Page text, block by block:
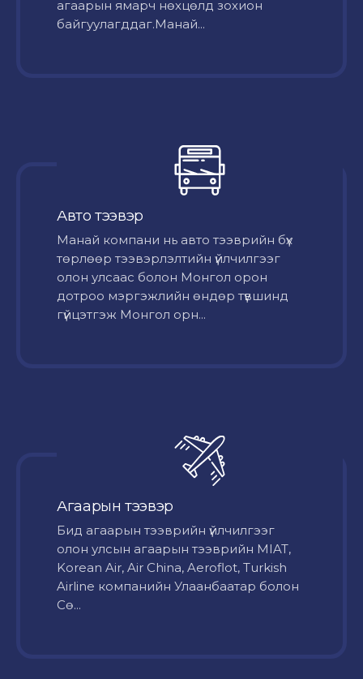
агаарын ямарч нөхцөлд зохион
байгуулагддаг.Манай...
Авто тээвэр
Mанай компани нь авто тээврийн бүх
төрлөөр тээвэрлэлтийн үйлчилгээг
олон улсаас болон Монгол орон
дотроо мэргэжлийн өндөр түвшинд
гүйцэтгэж Монгол орн...
Агаарын тээвэр
Бид агаарын тээврийн үйлчилгээг
олон улсын агаарын тээврийн MIAT,
Korean Air, Air China, Aeroflot, Turkish
Airline компанийн Улаанбаатар болон
Сө...